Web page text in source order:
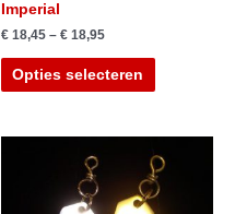
Imperial
€ 18,45 – € 18,95
Opties selecteren